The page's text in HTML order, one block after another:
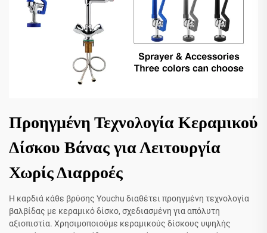
Προηγμένη Τεχνολογία Κεραμικού
Δίσκου Βάνας για Λειτουργία
Χωρίς Διαρροές
Η καρδιά κάθε βρύσης Youchu διαθέτει προηγμένη τεχνολογία
βαλβίδας με κεραμικό δίσκο, σχεδιασμένη για απόλυτη
αξιοπιστία. Χρησιμοποιούμε κεραμικούς δίσκους υψηλής